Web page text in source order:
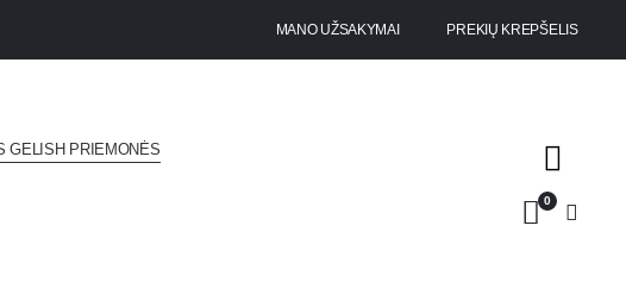
MANO UŽSAKYMAI PREKIŲ KREPŠELIS
GELISH PRIEMONĖS
0